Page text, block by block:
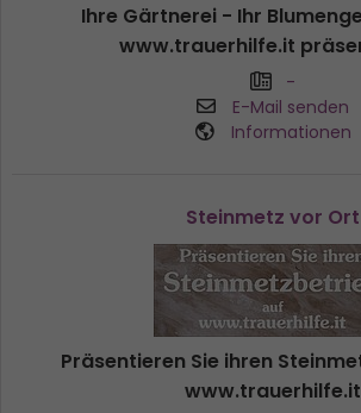
Ihre Gärtnerei - Ihr
www.trauerhilfe.it
-
E-Mail senden
Informationen
Steinmetz vor Ort
Präsentieren Sie ihren
www.trauerhilfe.it